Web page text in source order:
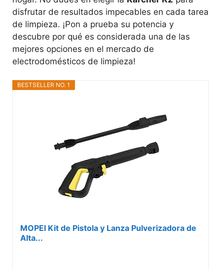
disfrutar de resultados impecables en cada tarea
de limpieza. ¡Pon a prueba su potencia y
descubre por qué es considerada una de las
mejores opciones en el mercado de
electrodomésticos de limpieza!
BESTSELLER NO. 1
MOPEI Kit de Pistola y Lanza Pulverizadora de
Alta...